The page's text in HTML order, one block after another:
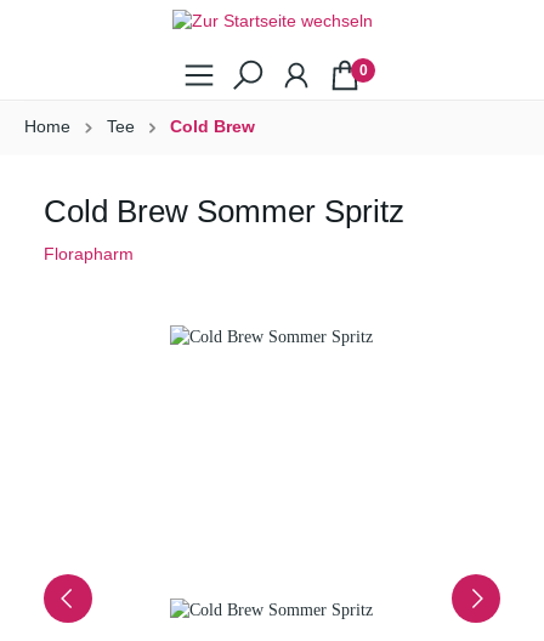
0
Home Tee Cold Brew
Cold Brew Sommer Spritz
Florapharm